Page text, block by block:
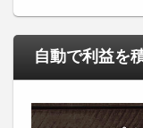
自動で利益を